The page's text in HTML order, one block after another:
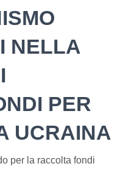
NELLA
PER
UCRAINA
per la raccolta fondi